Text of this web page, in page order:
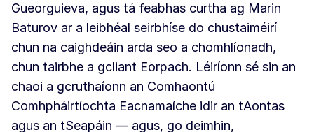
Gueorguieva, agus tá feabhas curtha ag Marin
Baturov ar a leibhéal seirbhíse do chustaiméirí
chun na caighdeáin arda seo a chomhlíonadh,
chun tairbhe a gcliant Eorpach. Léiríonn sé sin an
chaoi a gcruthaíonn an Comhaontú
Comhpháirtíochta Eacnamaíche idir an tAontas
agus an tSeapáin — agus, go deimhin,